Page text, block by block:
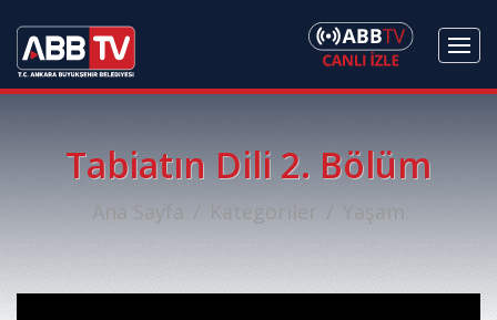
Tabiatın Dili 2. Bölüm
Ana Sayfa Kategoriler Yaşam